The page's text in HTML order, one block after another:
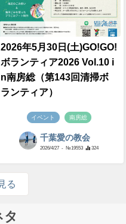
2026年5月30日(土)GO!GO!
ボランティア2026 Vol.10 i
n南房総（第143回清掃ボ
ランティア）
イベント 南房総
千葉愛の教会
2026/4/27 - №19553 324
る